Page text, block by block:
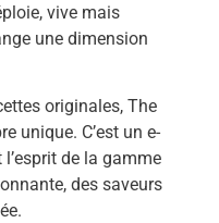
vive mais
une dimension
originales, The
unique. C’est un e-
de la gamme
des saveurs